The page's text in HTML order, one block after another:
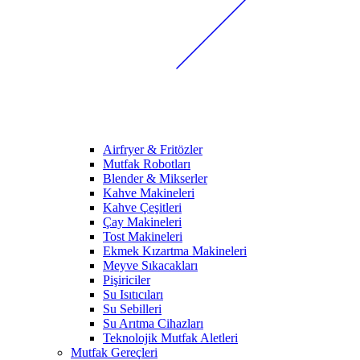
Airfryer & Fritözler
Mutfak Robotları
Blender & Mikserler
Kahve Makineleri
Kahve Çeşitleri
Çay Makineleri
Tost Makineleri
Ekmek Kızartma Makineleri
Meyve Sıkacakları
Pişiriciler
Su Isıtıcıları
Su Sebilleri
Su Arıtma Cihazları
Teknolojik Mutfak Aletleri
Mutfak Gereçleri